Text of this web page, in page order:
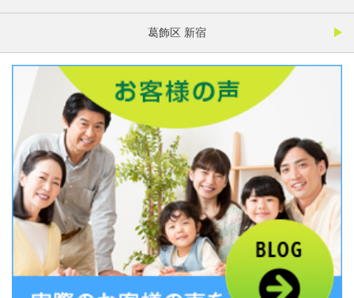
葛飾区 新宿